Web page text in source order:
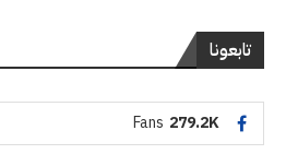
تابعونا
279.2K
Fans